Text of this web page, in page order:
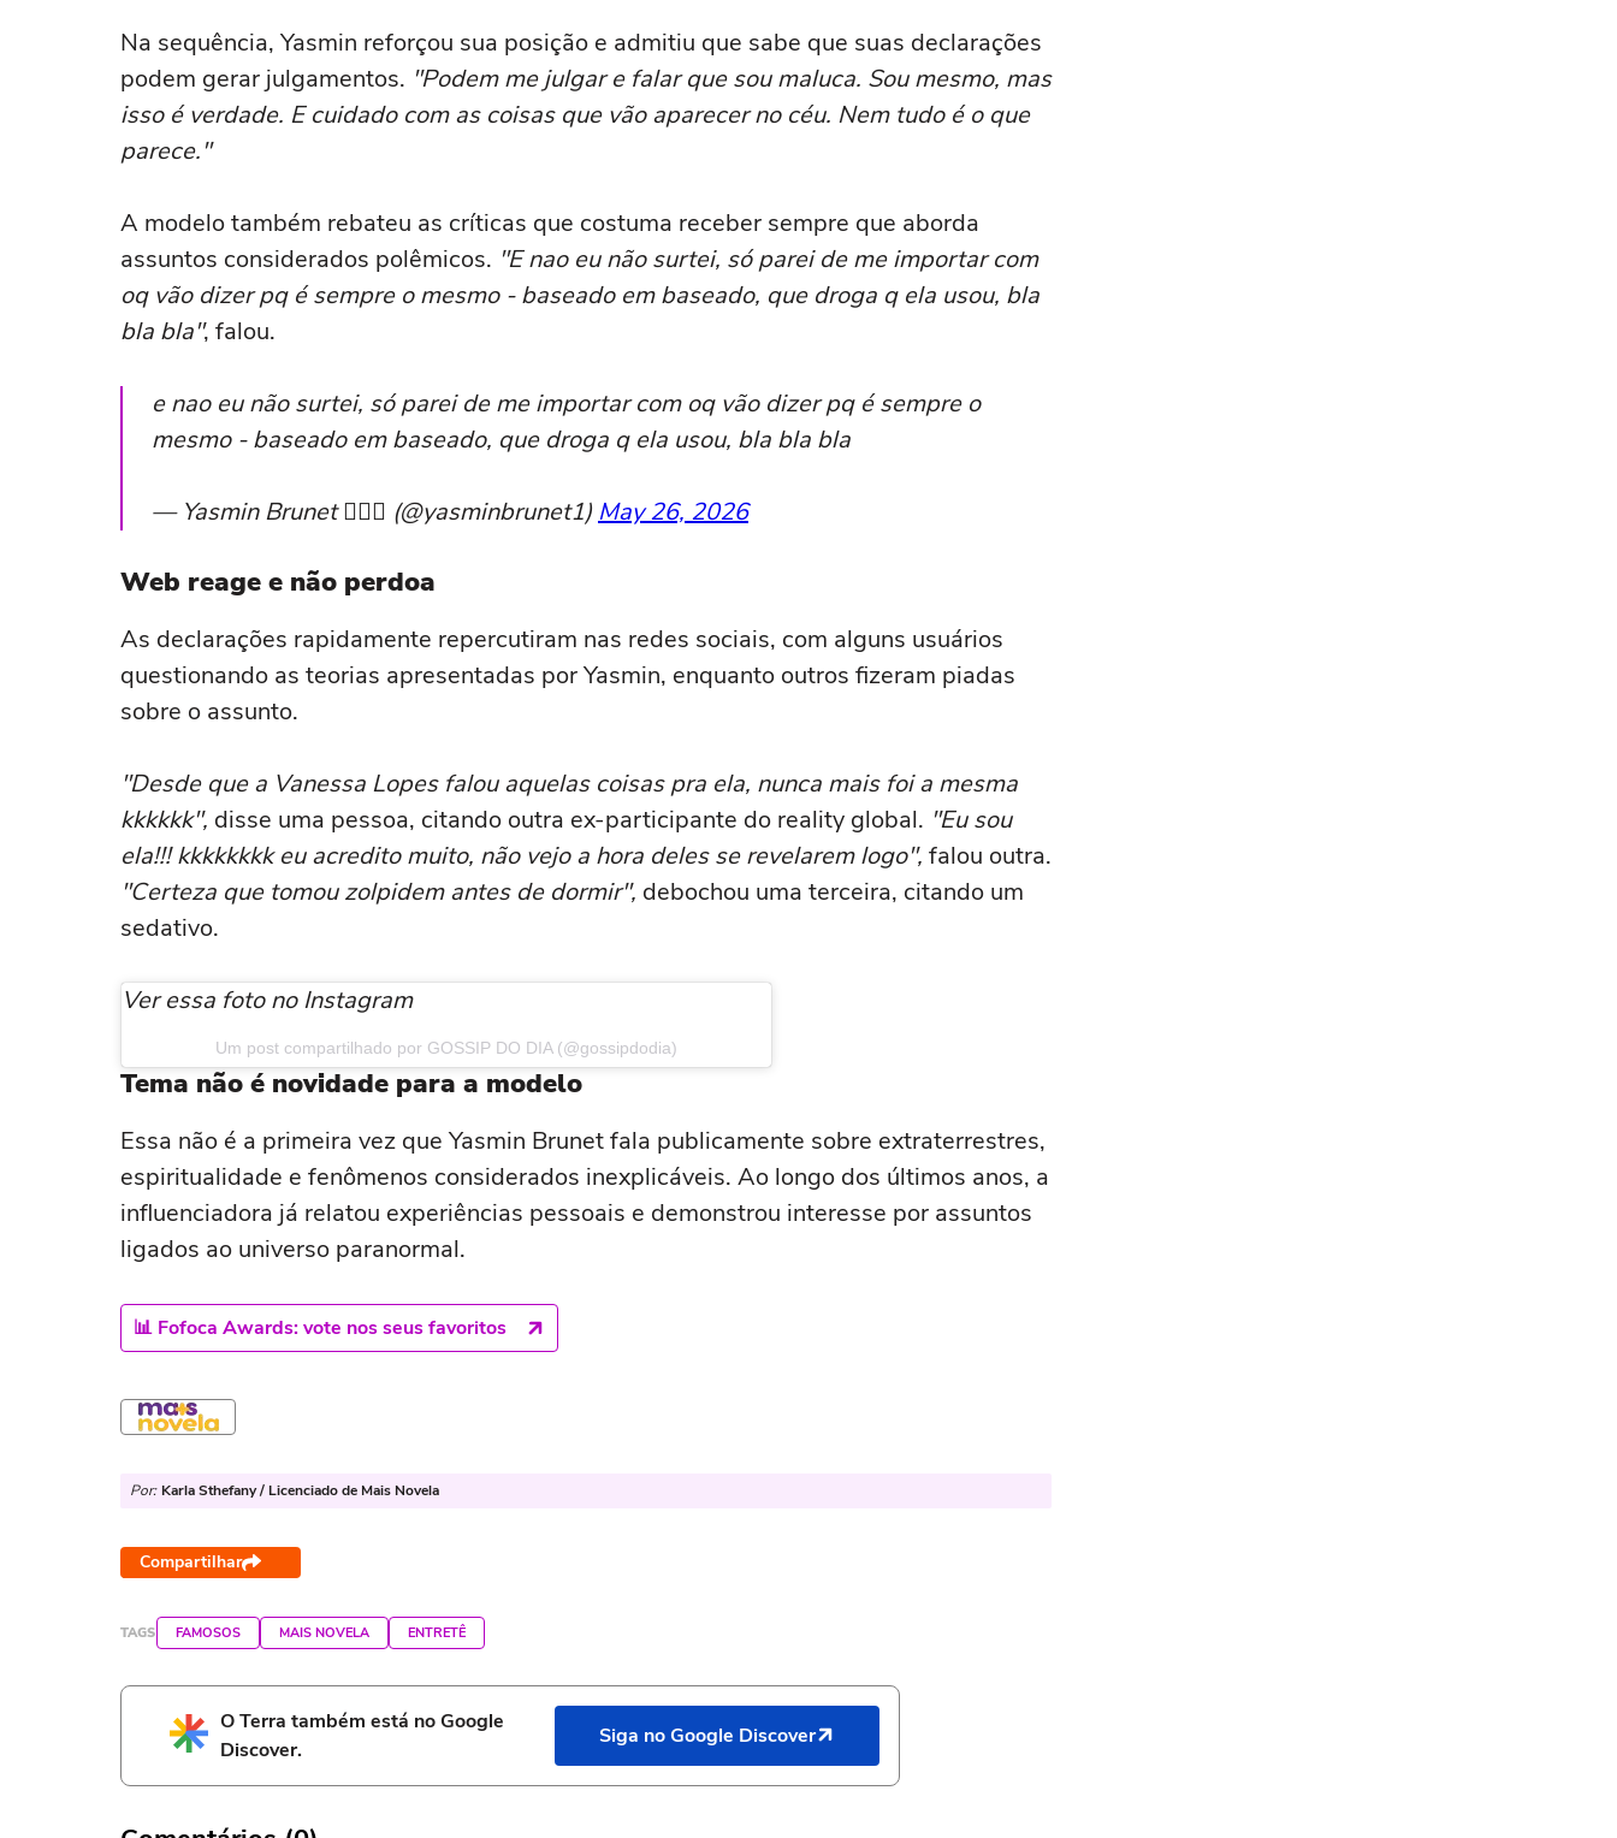
Na sequência, Yasmin reforçou sua posição e admitiu que sabe que suas declarações
podem gerar julgamentos. "Podem me julgar e falar que sou maluca. Sou mesmo, mas
isso é verdade. E cuidado com as coisas que vão aparecer no céu. Nem tudo é o que
parece."
A modelo também rebateu as críticas que costuma receber sempre que aborda
assuntos considerados polêmicos. "E nao eu não surtei, só parei de me importar com
oq vão dizer pq é sempre o mesmo - baseado em baseado, que droga q ela usou, bla
bla bla", falou.
e nao eu não surtei, só parei de me importar com oq vão dizer pq é sempre o
mesmo - baseado em baseado, que droga q ela usou, bla bla bla
— Yasmin Brunet 🧜🏻‍♀️ (@yasminbrunet1) May 26, 2026
Web reage e não perdoa
As declarações rapidamente repercutiram nas redes sociais, com alguns usuários
questionando as teorias apresentadas por Yasmin, enquanto outros fizeram piadas
sobre o assunto.
"Desde que a Vanessa Lopes falou aquelas coisas pra ela, nunca mais foi a mesma
kkkkkk", disse uma pessoa, citando outra ex-participante do reality global. "Eu sou
ela!!! kkkkkkkk eu acredito muito, não vejo a hora deles se revelarem logo", falou outra.
"Certeza que tomou zolpidem antes de dormir", debochou uma terceira, citando um
sedativo.
Ver essa foto no Instagram
Um post compartilhado por GOSSIP DO DIA (@gossipdodia)
Tema não é novidade para a modelo
Essa não é a primeira vez que Yasmin Brunet fala publicamente sobre extraterrestres,
espiritualidade e fenômenos considerados inexplicáveis. Ao longo dos últimos anos, a
influenciadora já relatou experiências pessoais e demonstrou interesse por assuntos
ligados ao universo paranormal.
📊 Fofoca Awards: vote nos seus favoritos
Por: Karla Sthefany / Licenciado de Mais Novela
Compartilhar
TAGS FAMOSOS MAIS NOVELA ENTRETÊ
O Terra também está no Google
Discover.
Siga no Google Discover